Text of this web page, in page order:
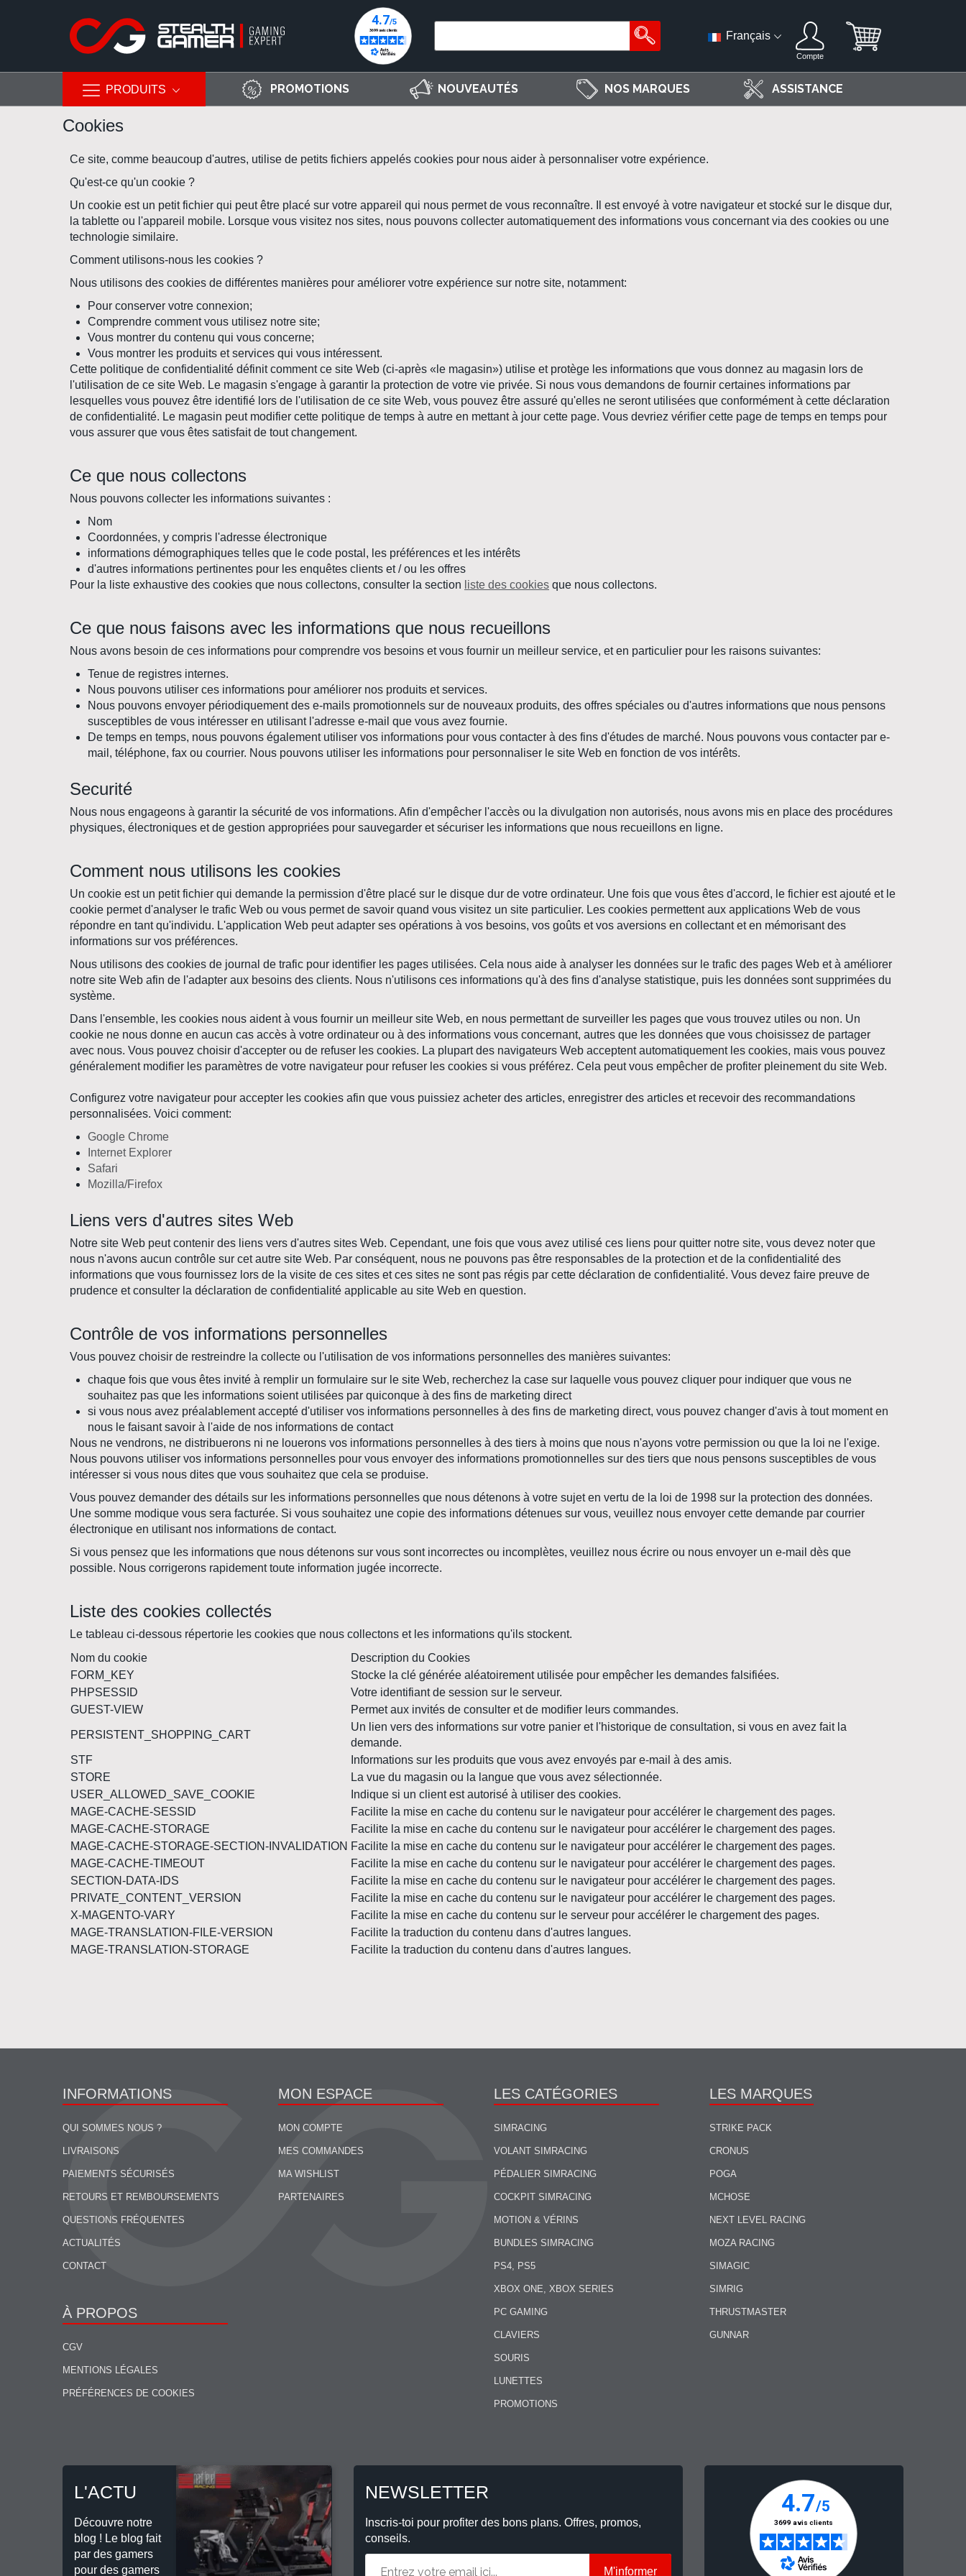
PRODUITS
Français
Compte
PROMOTIONS NOUVEAUTÉS NOS MARQUES ASSISTANCE
Cookies
Ce site, comme beaucoup d'autres, utilise de petits fichiers appelés cookies pour nous aider à personnaliser votre expérience.
Qu'est-ce qu'un cookie ?
Un cookie est un petit fichier qui peut être placé sur votre appareil qui nous permet de vous reconnaître. Il est envoyé à votre navigateur et stocké sur le disque dur,
la tablette ou l'appareil mobile. Lorsque vous visitez nos sites, nous pouvons collecter automatiquement des informations vous concernant via des cookies ou une
technologie similaire.
Comment utilisons-nous les cookies ?
Nous utilisons des cookies de différentes manières pour améliorer votre expérience sur notre site, notamment:
Pour conserver votre connexion;
Comprendre comment vous utilisez notre site;
Vous montrer du contenu qui vous concerne;
Vous montrer les produits et services qui vous intéressent.
Cette politique de confidentialité définit comment ce site Web (ci-après «le magasin») utilise et protège les informations que vous donnez au magasin lors de
l'utilisation de ce site Web. Le magasin s'engage à garantir la protection de votre vie privée. Si nous vous demandons de fournir certaines informations par
lesquelles vous pouvez être identifié lors de l'utilisation de ce site Web, vous pouvez être assuré qu'elles ne seront utilisées que conformément à cette déclaration
de confidentialité. Le magasin peut modifier cette politique de temps à autre en mettant à jour cette page. Vous devriez vérifier cette page de temps en temps pour
vous assurer que vous êtes satisfait de tout changement.
Ce que nous collectons
Nous pouvons collecter les informations suivantes :
Nom
Coordonnées, y compris l'adresse électronique
informations démographiques telles que le code postal, les préférences et les intérêts
d'autres informations pertinentes pour les enquêtes clients et / ou les offres
Pour la liste exhaustive des cookies que nous collectons, consulter la section liste des cookies que nous collectons.
Ce que nous faisons avec les informations que nous recueillons
Nous avons besoin de ces informations pour comprendre vos besoins et vous fournir un meilleur service, et en particulier pour les raisons suivantes:
Tenue de registres internes.
Nous pouvons utiliser ces informations pour améliorer nos produits et services.
Nous pouvons envoyer périodiquement des e-mails promotionnels sur de nouveaux produits, des offres spéciales ou d'autres informations que nous pensons
susceptibles de vous intéresser en utilisant l'adresse e-mail que vous avez fournie.
De temps en temps, nous pouvons également utiliser vos informations pour vous contacter à des fins d'études de marché. Nous pouvons vous contacter par e-
mail, téléphone, fax ou courrier. Nous pouvons utiliser les informations pour personnaliser le site Web en fonction de vos intérêts.
Securité
Nous nous engageons à garantir la sécurité de vos informations. Afin d'empêcher l'accès ou la divulgation non autorisés, nous avons mis en place des procédures
physiques, électroniques et de gestion appropriées pour sauvegarder et sécuriser les informations que nous recueillons en ligne.
Comment nous utilisons les cookies
Un cookie est un petit fichier qui demande la permission d'être placé sur le disque dur de votre ordinateur. Une fois que vous êtes d'accord, le fichier est ajouté et le
cookie permet d'analyser le trafic Web ou vous permet de savoir quand vous visitez un site particulier. Les cookies permettent aux applications Web de vous
répondre en tant qu'individu. L'application Web peut adapter ses opérations à vos besoins, vos goûts et vos aversions en collectant et en mémorisant des
informations sur vos préférences.
Nous utilisons des cookies de journal de trafic pour identifier les pages utilisées. Cela nous aide à analyser les données sur le trafic des pages Web et à améliorer
notre site Web afin de l'adapter aux besoins des clients. Nous n'utilisons ces informations qu'à des fins d'analyse statistique, puis les données sont supprimées du
système.
Dans l'ensemble, les cookies nous aident à vous fournir un meilleur site Web, en nous permettant de surveiller les pages que vous trouvez utiles ou non. Un
cookie ne nous donne en aucun cas accès à votre ordinateur ou à des informations vous concernant, autres que les données que vous choisissez de partager
avec nous. Vous pouvez choisir d'accepter ou de refuser les cookies. La plupart des navigateurs Web acceptent automatiquement les cookies, mais vous pouvez
généralement modifier les paramètres de votre navigateur pour refuser les cookies si vous préférez. Cela peut vous empêcher de profiter pleinement du site Web.
Configurez votre navigateur pour accepter les cookies afin que vous puissiez acheter des articles, enregistrer des articles et recevoir des recommandations
personnalisées. Voici comment:
Google Chrome
Internet Explorer
Safari
Mozilla/Firefox
Liens vers d'autres sites Web
Notre site Web peut contenir des liens vers d'autres sites Web. Cependant, une fois que vous avez utilisé ces liens pour quitter notre site, vous devez noter que
nous n'avons aucun contrôle sur cet autre site Web. Par conséquent, nous ne pouvons pas être responsables de la protection et de la confidentialité des
informations que vous fournissez lors de la visite de ces sites et ces sites ne sont pas régis par cette déclaration de confidentialité. Vous devez faire preuve de
prudence et consulter la déclaration de confidentialité applicable au site Web en question.
Contrôle de vos informations personnelles
Vous pouvez choisir de restreindre la collecte ou l'utilisation de vos informations personnelles des manières suivantes:
chaque fois que vous êtes invité à remplir un formulaire sur le site Web, recherchez la case sur laquelle vous pouvez cliquer pour indiquer que vous ne
souhaitez pas que les informations soient utilisées par quiconque à des fins de marketing direct
si vous nous avez préalablement accepté d'utiliser vos informations personnelles à des fins de marketing direct, vous pouvez changer d'avis à tout moment en
nous le faisant savoir à l'aide de nos informations de contact
Nous ne vendrons, ne distribuerons ni ne louerons vos informations personnelles à des tiers à moins que nous n'ayons votre permission ou que la loi ne l'exige.
Nous pouvons utiliser vos informations personnelles pour vous envoyer des informations promotionnelles sur des tiers que nous pensons susceptibles de vous
intéresser si vous nous dites que vous souhaitez que cela se produise.
Vous pouvez demander des détails sur les informations personnelles que nous détenons à votre sujet en vertu de la loi de 1998 sur la protection des données.
Une somme modique vous sera facturée. Si vous souhaitez une copie des informations détenues sur vous, veuillez nous envoyer cette demande par courrier
électronique en utilisant nos informations de contact.
Si vous pensez que les informations que nous détenons sur vous sont incorrectes ou incomplètes, veuillez nous écrire ou nous envoyer un e-mail dès que
possible. Nous corrigerons rapidement toute information jugée incorrecte.
Liste des cookies collectés
Le tableau ci-dessous répertorie les cookies que nous collectons et les informations qu'ils stockent.
Nom du cookie
Description du Cookies
FORM_KEY
Stocke la clé générée aléatoirement utilisée pour empêcher les demandes falsifiées.
PHPSESSID
Votre identifiant de session sur le serveur.
GUEST-VIEW
Permet aux invités de consulter et de modifier leurs commandes.
PERSISTENT_SHOPPING_CART
Un lien vers des informations sur votre panier et l'historique de consultation, si vous en avez fait la
demande.
STF
Informations sur les produits que vous avez envoyés par e-mail à des amis.
STORE
La vue du magasin ou la langue que vous avez sélectionnée.
USER_ALLOWED_SAVE_COOKIE
Indique si un client est autorisé à utiliser des cookies.
MAGE-CACHE-SESSID
Facilite la mise en cache du contenu sur le navigateur pour accélérer le chargement des pages.
MAGE-CACHE-STORAGE
Facilite la mise en cache du contenu sur le navigateur pour accélérer le chargement des pages.
MAGE-CACHE-STORAGE-SECTION-INVALIDATION Facilite la mise en cache du contenu sur le navigateur pour accélérer le chargement des pages.
MAGE-CACHE-TIMEOUT
Facilite la mise en cache du contenu sur le navigateur pour accélérer le chargement des pages.
SECTION-DATA-IDS
Facilite la mise en cache du contenu sur le navigateur pour accélérer le chargement des pages.
PRIVATE_CONTENT_VERSION
Facilite la mise en cache du contenu sur le navigateur pour accélérer le chargement des pages.
X-MAGENTO-VARY
Facilite la mise en cache du contenu sur le serveur pour accélérer le chargement des pages.
MAGE-TRANSLATION-FILE-VERSION
Facilite la traduction du contenu dans d'autres langues.
MAGE-TRANSLATION-STORAGE
Facilite la traduction du contenu dans d'autres langues.
INFORMATIONS
QUI SOMMES NOUS ?
LIVRAISONS
PAIEMENTS SÉCURISÉS
RETOURS ET REMBOURSEMENTS
QUESTIONS FRÉQUENTES
ACTUALITÉS
CONTACT
À PROPOS
CGV
MENTIONS LÉGALES
PRÉFÉRENCES DE COOKIES
MON ESPACE
MON COMPTE
MES COMMANDES
MA WISHLIST
PARTENAIRES
LES CATÉGORIES
SIMRACING
VOLANT SIMRACING
PÉDALIER SIMRACING
COCKPIT SIMRACING
MOTION & VÉRINS
BUNDLES SIMRACING
PS4, PS5
XBOX ONE, XBOX SERIES
PC GAMING
CLAVIERS
SOURIS
LUNETTES
PROMOTIONS
LES MARQUES
STRIKE PACK
CRONUS
POGA
MCHOSE
NEXT LEVEL RACING
MOZA RACING
SIMAGIC
SIMRIG
THRUSTMASTER
GUNNAR
L'ACTU
Découvre notre
blog ! Le blog fait
par des gamers
pour des gamers
NEWSLETTER
Inscris-toi pour profiter des bons plans. Offres, promos,
conseils.
M'informer